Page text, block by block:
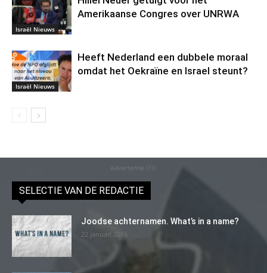
Israël Nieuws
Amerikaanse Congres over UNRWA
Israël Nieuws
Heeft Nederland een dubbele moraal
omdat het Oekraïne en Israel steunt?
Advertentie (11)
SELECTIE VAN DE REDACTIE
Joodse achternamen. What’s in a name?
22 januari 2016